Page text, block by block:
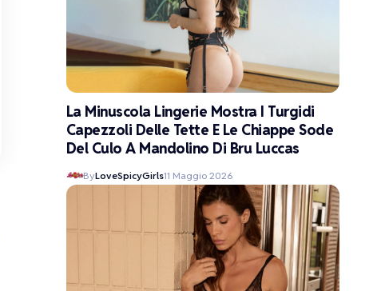
La Minuscola Lingerie Mostra I Turgidi
Capezzoli Delle Tette E Le Chiappe Sode
Del Culo A Mandolino Di Bru Luccas
ByLoveSpicyGirls11 Maggio 2026